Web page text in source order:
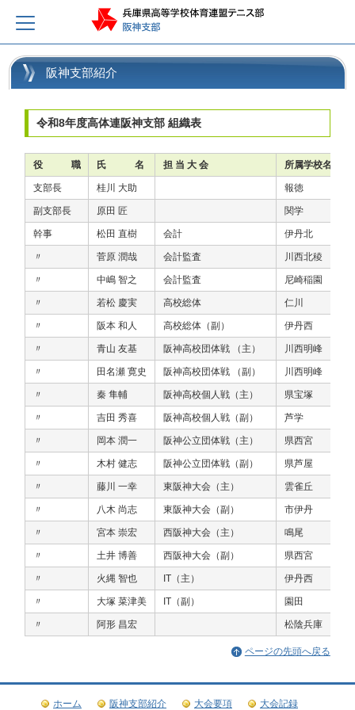
阪神支部紹介
令和8年度高体連阪神支部 組織表
役 職 氏 名 担 当 大 会 所属学校名
支部長 桂川 大助 報徳
副支部長 原田 匠 関学
幹事 松田 直樹 会計 伊丹北
〃 菅原 潤哉 会計監査 川西北稜
〃 中嶋 智之 会計監査 尼崎稲園
〃 若松 慶実 高校総体 仁川
〃 阪本 和人 高校総体（副） 伊丹西
〃 青山 友基 阪神高校団体戦 （主） 川西明峰
〃 田名瀬 寛史 阪神高校団体戦 （副） 川西明峰
〃 秦 隼輔 阪神高校個人戦（主） 県宝塚
〃 吉田 秀喜 阪神高校個人戦（副） 芦学
〃 岡本 潤一 阪神公立団体戦（主） 県西宮
〃 木村 健志 阪神公立団体戦（副） 県芦屋
〃 藤川 一幸 東阪神大会（主） 雲雀丘
〃 八木 尚志 東阪神大会（副） 市伊丹
〃 宮本 崇宏 西阪神大会（主） 鳴尾
〃 土井 博善 西阪神大会（副） 県西宮
〃 火縄 智也 IT（主） 伊丹西
〃 大塚 菜津美 IT（副） 園田
〃 阿形 昌宏 松陰兵庫
ページの先頭へ戻る
ホーム 阪神支部紹介 大会要項 大会記録